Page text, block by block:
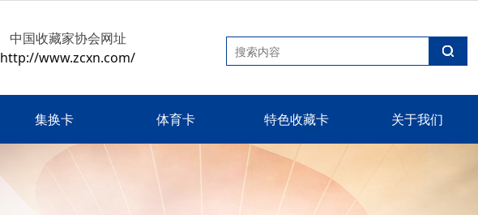
中国收藏家协会网址
http://www.zcxn.com/
集换卡 体育卡 特色收藏卡 关于我们